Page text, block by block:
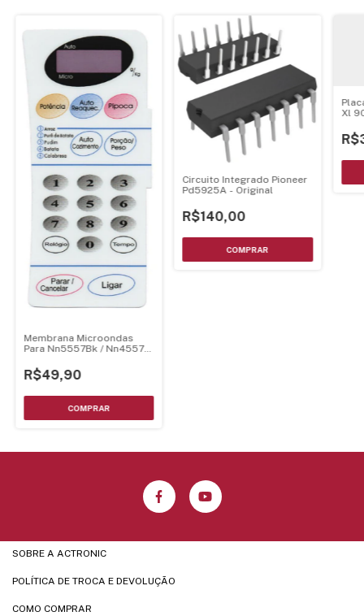
Membrana Microondas
Para Nn5557Bk / Nn4557
R$49,90
Circuito Integrado Pioneer
Pd5925A - Original
R$140,00
Xl
SOBRE A ACTRONIC
POLÍTICA DE TROCA E DEVOLUÇÃO
COMO COMPRAR